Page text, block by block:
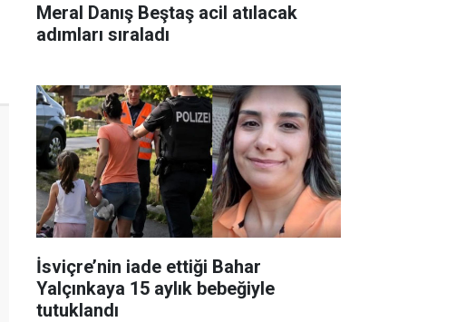
Meral Danış Beştaş acil atılacak
adımları sıraladı
İsviçre’nin iade ettiği Bahar
Yalçınkaya 15 aylık bebeğiyle
tutuklandı